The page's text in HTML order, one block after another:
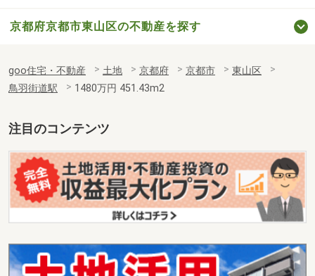
京都府京都市東山区の不動産を探す
goo住宅・不動産 土地 京都府 京都市
東山区
鳥羽街道駅
1480万円 451.43m2
注目のコンテンツ